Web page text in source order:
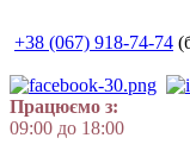
+38 (067) 918-74-74
Працюємо з:
09:00 до 18:00